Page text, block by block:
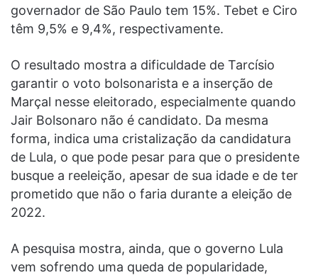
governador de São Paulo tem 15%. Tebet e Ciro
têm 9,5% e 9,4%, respectivamente.
O resultado mostra a dificuldade de Tarcísio
garantir o voto bolsonarista e a inserção de
Marçal nesse eleitorado, especialmente quando
Jair Bolsonaro não é candidato. Da mesma
forma, indica uma cristalização da candidatura
de Lula, o que pode pesar para que o presidente
busque a reeleição, apesar de sua idade e de ter
prometido que não o faria durante a eleição de
2022.
A pesquisa mostra, ainda, que o governo Lula
vem sofrendo uma queda de popularidade,